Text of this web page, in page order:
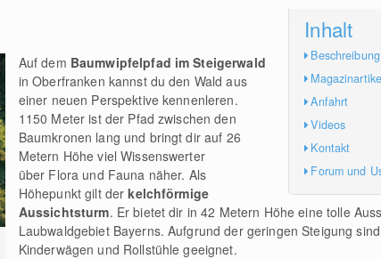
Inhalt
Beschreibung
Anfahrt
Videos
Kontakt
Forum und
Auf dem Baumwipfelpfad im Steigerwald
in Oberfranken kannst du den Wald aus
einer neuen Perspektive kennenleren.
1150 Meter ist der Pfad zwischen den
Baumkronen lang und bringt dir auf 26
Metern Höhe viel Wissenswerter
über Flora und Fauna näher. Als
Höhepunkt gilt derkelchförmige
Aussichtsturm. Er bietet dir in 42 Metern Höhe eine tolle
Laubwaldgebiet Bayerns. Aufgrund der geringen Steigung
Kinderwägen und Rollstühle geeignet.